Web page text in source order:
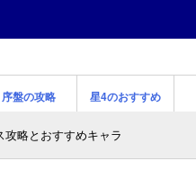
序盤の攻略 星4のおすすめ
攻略とおすすめキャラ